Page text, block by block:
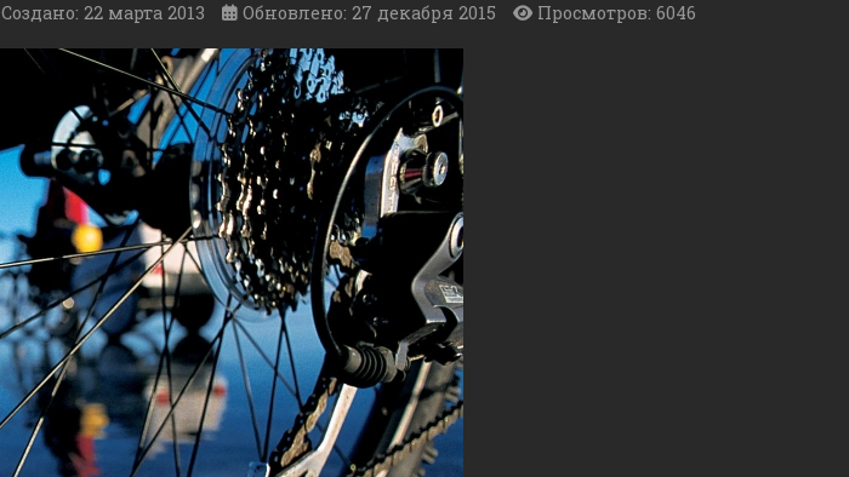
Создано: 22 марта 2013 Обновлено: 27 декабря 2015 Просмотров: 6046